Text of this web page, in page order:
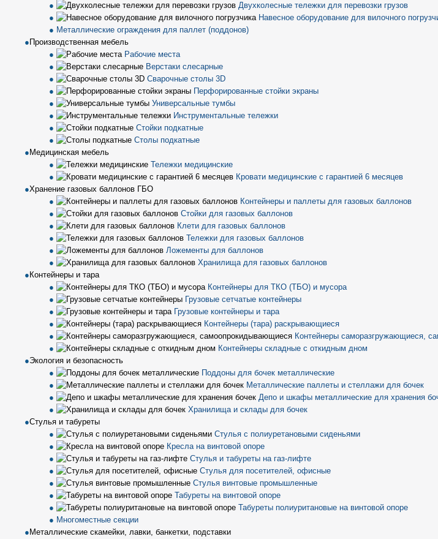
Двухколесные тележки для перевозки грузов
Навесное оборудование для вилочного
Металлические ограждения для паллет (поддонов)
Производственная мебель
Рабочие места
Верстаки слесарные
Сварочные столы 3D
Перфорированные стойки экраны
Универсальные тумбы
Инструментальные тележки
Стойки подкатные
Столы подкатные
Медицинская мебель
Тележки медицинские
Кровати медицинские с гарантией 6 месяцев
Хранение газовых баллонов ГБО
Контейнеры и паллеты для газовых баллонов
Стойки для газовых баллонов
Клети для газовых баллонов
Тележки для газовых баллонов
Ложементы для баллонов
Хранилища для газовых баллонов
Контейнеры и тара
Контейнеры для ТКО (ТБО) и мусора
Грузовые сетчатые контейнеры
Грузовые контейнеры и тара
Контейнеры (тара) раскрывающиеся
Контейнеры саморазгружающиеся,
Контейнеры складные с откидным дном
Экология и безопасность
Поддоны для бочек металлические
Металлические паллеты и стеллажи для бочек
Депо и шкафы металлические для хранения
Хранилища и склады для бочек
Стулья и табуреты
Стулья с полиуретановыми сиденьями
Кресла на винтовой опоре
Стулья и табуреты на газ-лифте
Стулья для посетителей, офисные
Стулья винтовые промышленные
Табуреты на винтовой опоре
Табуреты полиуритановые на винтовой опоре
Многоместные секции
Металлические скамейки, лавки, банкетки, подставки